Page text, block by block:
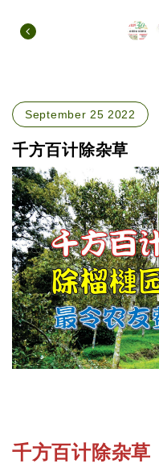
September 25 2022
千方百计除杂草
千方百计除杂草